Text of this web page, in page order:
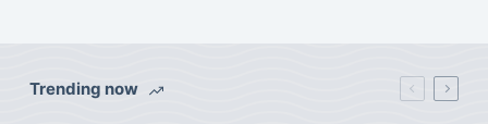
Trending now